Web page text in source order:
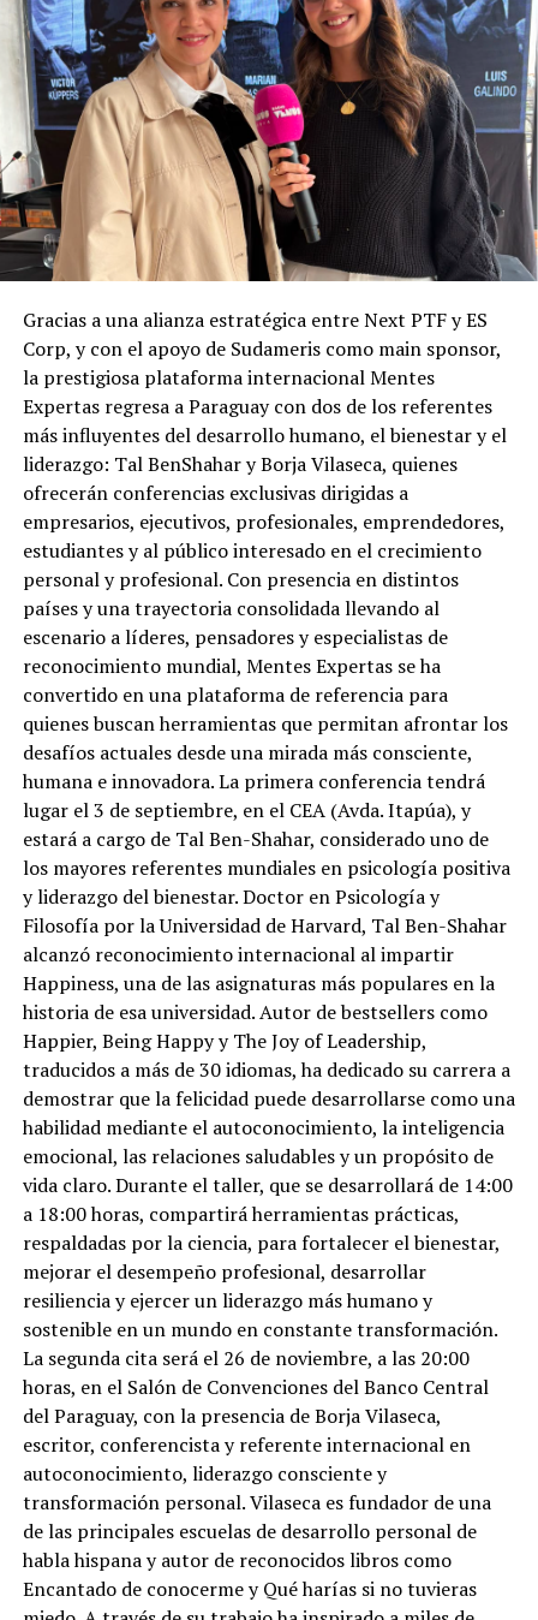
Gracias a una alianza estratégica entre Next PTF y ES
Corp, y con el apoyo de Sudameris como main sponsor,
la prestigiosa plataforma internacional Mentes
Expertas regresa a Paraguay con dos de los referentes
más influyentes del desarrollo humano, el bienestar y el
liderazgo: Tal BenShahar y Borja Vilaseca, quienes
ofrecerán conferencias exclusivas dirigidas a
empresarios, ejecutivos, profesionales, emprendedores,
estudiantes y al público interesado en el crecimiento
personal y profesional. Con presencia en distintos
países y una trayectoria consolidada llevando al
escenario a líderes, pensadores y especialistas de
reconocimiento mundial, Mentes Expertas se ha
convertido en una plataforma de referencia para
quienes buscan herramientas que permitan afrontar los
desafíos actuales desde una mirada más consciente,
humana e innovadora. La primera conferencia tendrá
lugar el 3 de septiembre, en el CEA (Avda. Itapúa), y
estará a cargo de Tal Ben-Shahar, considerado uno de
los mayores referentes mundiales en psicología positiva
y liderazgo del bienestar. Doctor en Psicología y
Filosofía por la Universidad de Harvard, Tal Ben-Shahar
alcanzó reconocimiento internacional al impartir
Happiness, una de las asignaturas más populares en la
historia de esa universidad. Autor de bestsellers como
Happier, Being Happy y The Joy of Leadership,
traducidos a más de 30 idiomas, ha dedicado su carrera a
demostrar que la felicidad puede desarrollarse como una
habilidad mediante el autoconocimiento, la inteligencia
emocional, las relaciones saludables y un propósito de
vida claro. Durante el taller, que se desarrollará de 14:00
a 18:00 horas, compartirá herramientas prácticas,
respaldadas por la ciencia, para fortalecer el bienestar,
mejorar el desempeño profesional, desarrollar
resiliencia y ejercer un liderazgo más humano y
sostenible en un mundo en constante transformación.
La segunda cita será el 26 de noviembre, a las 20:00
horas, en el Salón de Convenciones del Banco Central
del Paraguay, con la presencia de Borja Vilaseca,
escritor, conferencista y referente internacional en
autoconocimiento, liderazgo consciente y
transformación personal. Vilaseca es fundador de una
de las principales escuelas de desarrollo personal de
habla hispana y autor de reconocidos libros como
Encantado de conocerme y Qué harías si no tuvieras